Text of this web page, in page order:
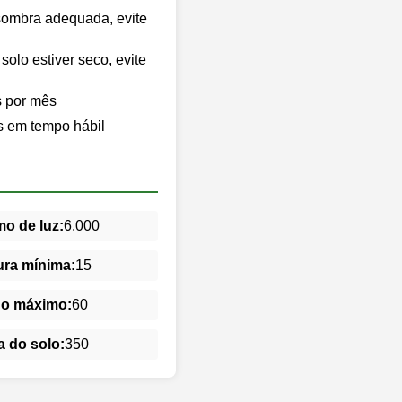
adequada, evite
estiver seco, evite
por mês
tempo hábil
de luz:6.000
mínima:15
máximo:60
do solo:350